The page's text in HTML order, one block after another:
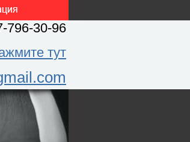
796-30-96
тут